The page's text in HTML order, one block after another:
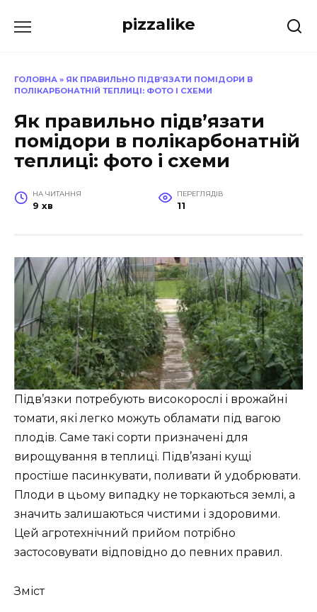
до
pizzalike
ГОЛОВНА » ЯК ПРАВИЛЬНО ПІДВ’ЯЗАТИ ПОМІДОРИ В
ПОЛІКАРБОНАТНІЙ ТЕПЛИЦІ: ФОТО І СХЕМИ
Як правильно підв’язати
помідори в полікарбонатній
теплиці: фото і схеми
НА ЧИТАННЯ
9 хв
ПЕРЕГЛЯДІВ
11
Підв’язки потребують високорослі і врожайні
томати, які легко можуть обламати під вагою
плодів. Саме такі сорти призначені для
вирощування в теплиці. Підв’язані кущі
простіше пасинкувати, поливати й удобрювати.
Плоди в цьому випадку не торкаються землі, а
значить залишаються чистими і здоровими.
Цей агротехнічний прийом потрібно
застосовувати відповідно до певних правил.
Зміст